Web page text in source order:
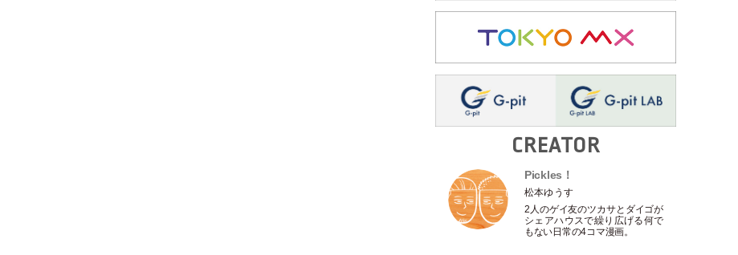
CREATOR
Pickles！
松本ゆうす
2人のゲイ友のツカサとダイゴが
シェアハウスで繰り広げる何で
もない日常の4コマ漫画。